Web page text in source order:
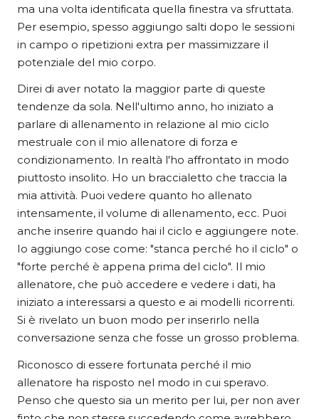
ma una volta identificata quella finestra va sfruttata.
Per esempio, spesso aggiungo salti dopo le sessioni
in campo o ripetizioni extra per massimizzare il
potenziale del mio corpo.
Direi di aver notato la maggior parte di queste
tendenze da sola. Nell'ultimo anno, ho iniziato a
parlare di allenamento in relazione al mio ciclo
mestruale con il mio allenatore di forza e
condizionamento. In realtà l'ho affrontato in modo
piuttosto insolito. Ho un braccialetto che traccia la
mia attività. Puoi vedere quanto ho allenato
intensamente, il volume di allenamento, ecc. Puoi
anche inserire quando hai il ciclo e aggiungere note.
Io aggiungo cose come: "stanca perché ho il ciclo" o
"forte perché è appena prima del ciclo". Il mio
allenatore, che può accedere e vedere i dati, ha
iniziato a interessarsi a questo e ai modelli ricorrenti.
Si è rivelato un buon modo per inserirlo nella
conversazione senza che fosse un grosso problema.
Riconosco di essere fortunata perché il mio
allenatore ha risposto nel modo in cui speravo.
Penso che questo sia un merito per lui, per non aver